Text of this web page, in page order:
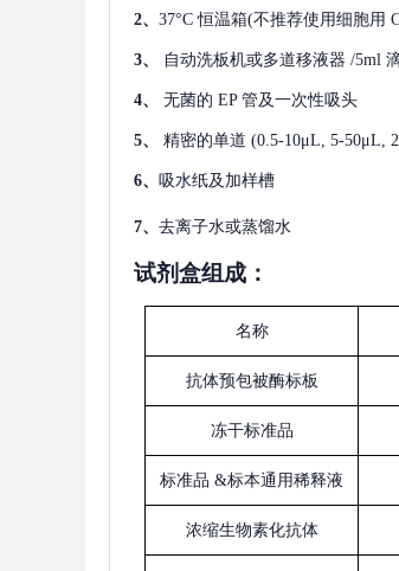
2、 37°C 恒温箱(不推荐使用细胞用
3、 自动洗板机或多道移液器 /5ml
4、 无菌的 EP 管及一次性吸头
5、 精密的单道 (0.5-10μL, 5-50μL,
6、 吸水纸及加样槽
7、 去离子水或蒸馏水
试剂盒组成：
名称
抗体预包被酶标板
冻干标准品
标准品 &标本通用稀释液
浓缩生物素化抗体